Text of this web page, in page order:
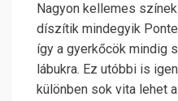
Nagyon kellemes
díszítik mindegyik
így a gyerkőcök mindig
lábukra. Ez utóbbi is
különben sok vita lehet